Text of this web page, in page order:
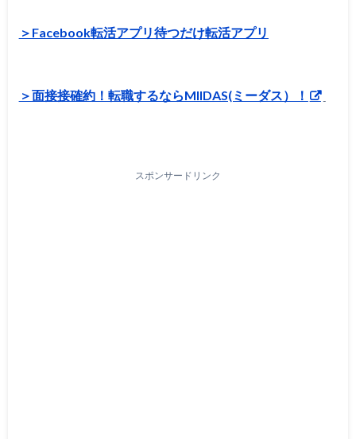
＞Facebook転活アプリ待つだけ転活アプリ
＞面接接確約！転職するならMIIDAS(ミーダス）！
スポンサードリンク